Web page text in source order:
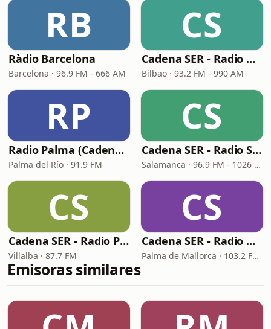
RB
Ràdio Barcelona
Barcelona · 96.9 FM - 666 AM
CS
Cadena SER - Radio Bilbao
Bilbao · 93.2 FM - 990 AM
RP
Radio Palma (Cadena SER)
Palma del Río · 91.9 FM
CS
Cadena SER - Radio Salamanca
Salamanca · 96.9 FM - 1026 AM
CS
Cadena SER - Radio Principal Vilalba
Villalba · 87.7 FM
CS
Cadena SER - Radio Mallorca
Palma de Mallorca · 103.2 FM, 1080 AM
Emisoras similares